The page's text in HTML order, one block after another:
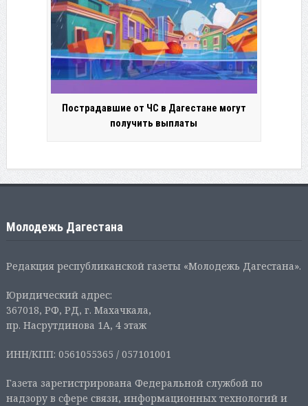
Пострадавшие от ЧС в Дагестане могут
получить выплаты
Молодежь Дагестана
Редакция республиканской газеты «Молодежь Дагестана».
Юридический адрес:
367018, РФ, РД, г. Махачкала,
пр. Насрутдинова 1А, 4 этаж
ИНН/КПП: 0561055365 / 057101001
Газета зарегистрирована Федеральной службой по
надзору в сфере связи, информационных технологий и